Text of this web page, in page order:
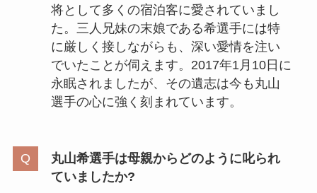
将として多くの宿泊客に愛されていまし
た。三人兄妹の末娘である希選手には特
に厳しく接しながらも、深い愛情を注い
でいたことが伺えます。2017年1月10日に
永眠されましたが、その遺志は今も丸山
選手の心に強く刻まれています。
丸山希選手は母親からどのように叱られ
ていましたか?